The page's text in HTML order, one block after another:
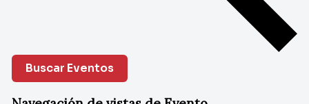
Buscar Eventos